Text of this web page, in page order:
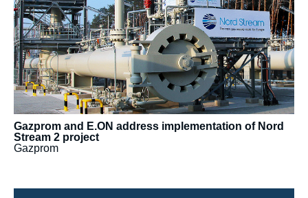
Gazprom and E.ON address implementation of Nord
Stream 2 project
Gazprom